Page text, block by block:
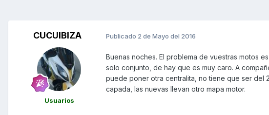
CUCUIBIZA
Usuarios
Publicado 2 de Mayo del 2016
Buenas noches. El problema de vuestras motos
solo conjunto, de hay que es muy caro. A
puede poner otra centralita, no tiene que ser del
capada, las nuevas llevan otro mapa motor.